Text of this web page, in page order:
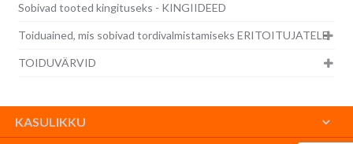
Sobivad tooted kingituseks - KINGIIDEED
Toiduained, mis sobivad tordivalmistamiseks ERITOITUJATELE
TOIDUVÄRVID
KASULIKKU